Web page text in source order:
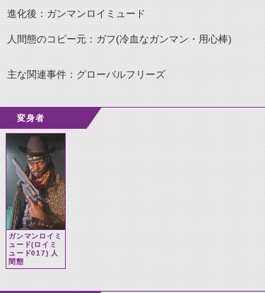
進化後：ガンマンロイミュード
人間態のコピー元：ガフ(冷血なガンマン・用心棒)
主な関連事件：グローバルフリーズ
変身者
ガンマンロイミ
ュード(ロイミ
ュード017) 人
間態